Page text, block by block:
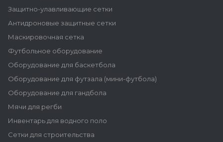
Защитно-улавливающие сетки
Антидроновые защитные сетки
Маскировочная сетка
Футбольное оборудование
Оборудование для баскетбола
Оборудование для футзала (мини-футбола)
Оборудование для гандбола
Мячи для регби
Инвентарь для водного поло
Сетки для строительства